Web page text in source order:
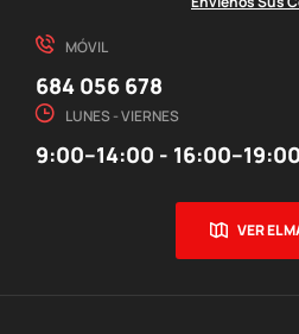
MÓVIL
684 056 678
LUNES - VIERNES
9:00–14:00 - 16:00–19:00
VER EL